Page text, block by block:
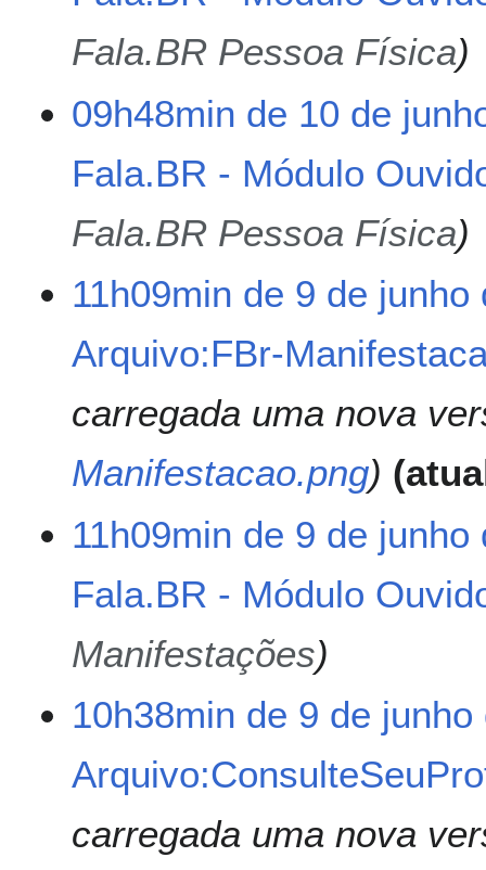
e
u
o
d
e
ç
o
Fala.BR Pessoa Física
09h48min de 10 de
Fala.BR - Módulo
Fala.BR Pessoa Física
d
0
11h09min de 9 de junho
Arquivo:FBr-
carregada uma nova
Manifestacao.png
11h09min de 9 de junho
Fala.BR - Módulo
Manifestações
10h38min de 9 de junho
carregada uma nova